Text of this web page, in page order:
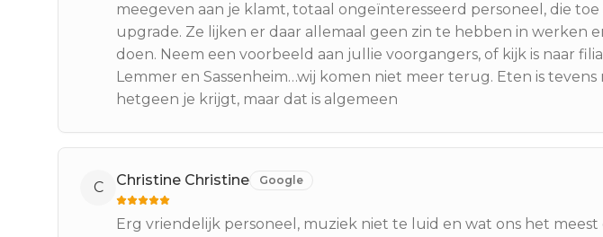
meegeven aan je klamt, totaal ongeïnteresseerd personeel, die toe
upgrade. Ze lijken er daar allemaal geen zin te hebben in werken
doen. Neem een voorbeeld aan jullie voorgangers, of kijk is naar
Lemmer en Sassenheim…wij komen niet meer terug. Eten is
hetgeen je krijgt, maar dat is algemeen
C Christine Christine Google
Erg vriendelijk personeel, muziek niet te luid en wat ons het meest